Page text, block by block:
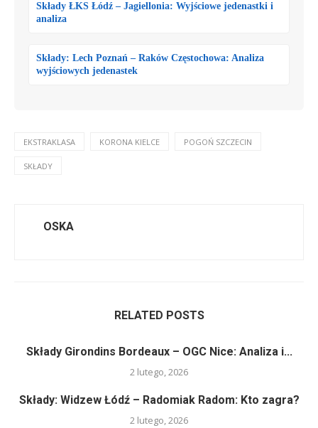
Składy ŁKS Łódź – Jagiellonia: Wyjściowe jedenastki i
analiza
Składy: Lech Poznań – Raków Częstochowa: Analiza
wyjściowych jedenastek
EKSTRAKLASA KORONA KIELCE POGOŃ SZCZECIN
SKŁADY
OSKA
RELATED POSTS
Składy Girondins Bordeaux – OGC Nice: Analiza i...
2 lutego, 2026
Składy: Widzew Łódź – Radomiak Radom: Kto zagra?
2 lutego, 2026